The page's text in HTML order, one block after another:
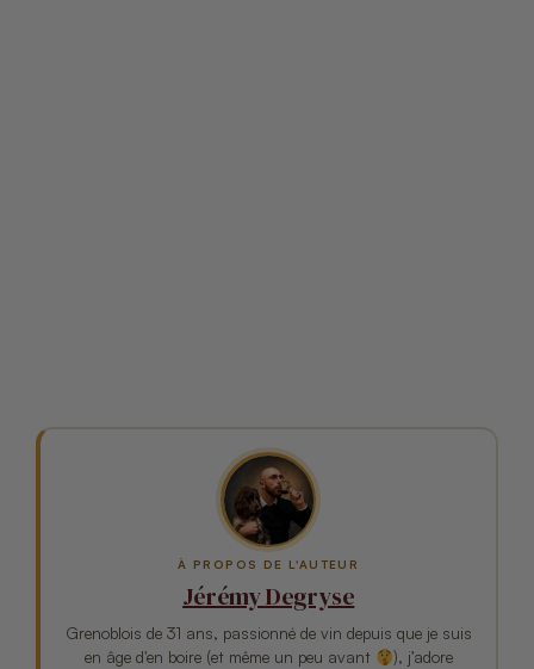
À PROPOS DE L'AUTEUR
Jérémy Degryse
Grenoblois de 31 ans, passionné de vin depuis que je suis
en âge d'en boire (et même un peu avant
), j’adore